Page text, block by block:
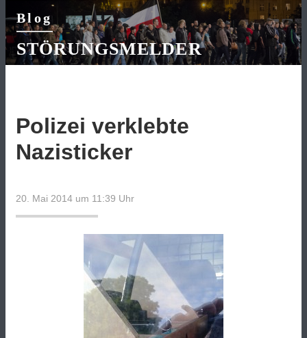
Blog
STÖRUNGSMELDER
Polizei verklebte
Nazisticker
20. Mai 2014 um 11:39 Uhr